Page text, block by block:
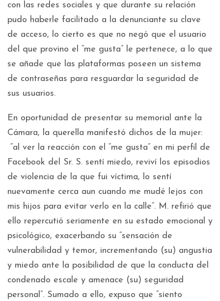
con las redes sociales y que durante su relación
pudo haberle facilitado a la denunciante su clave
de acceso, lo cierto es que no negó que el usuario
del que provino el “me gusta” le pertenece, a lo que
se añade que las plataformas poseen un sistema
de contraseñas para resguardar la seguridad de
sus usuarios.
En oportunidad de presentar su memorial ante la
Cámara, la querella manifestó dichos de la mujer:
“al ver la reacción con el “me gusta” en mi perfil de
Facebook del Sr. S. sentí miedo, reviví los episodios
de violencia de la que fui víctima, lo sentí
nuevamente cerca aun cuando me mudé lejos con
mis hijos para evitar verlo en la calle”. M. refirió que
ello repercutió seriamente en su estado emocional y
psicológico, exacerbando su “sensación de
vulnerabilidad y temor, incrementando (su) angustia
y miedo ante la posibilidad de que la conducta del
condenado escale y amenace (su) seguridad
personal”. Sumado a ello, expuso que “siento